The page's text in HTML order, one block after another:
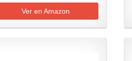
Ver en Amazon